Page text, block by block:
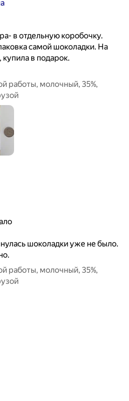
в отдельную коробочку.
самой шоколадки. На
купила в подарок.
работы, молочный, 35%,
шоколадки уже не было.
работы, молочный, 35%,